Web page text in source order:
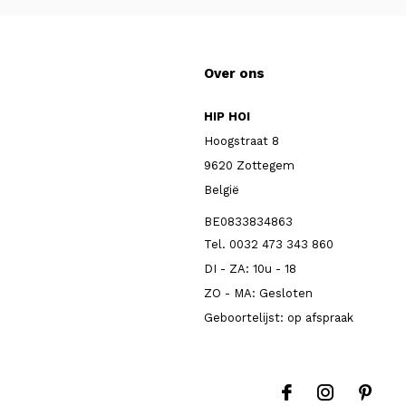
Over ons
HIP HOI
Hoogstraat 8
9620 Zottegem
België
BE0833834863
Tel. 0032 473 343 860
DI - ZA: 10u - 18
ZO - MA: Gesloten
Geboortelijst: op afspraak